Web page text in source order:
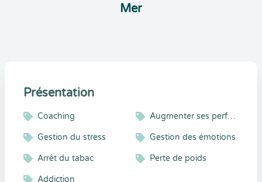
Mer
Présentation
Coaching Augmenter ses performances
Gestion du stress Gestion des émotions
Arrêt du tabac Perte de poids
Addiction